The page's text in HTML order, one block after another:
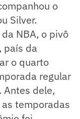
o
Silver.
NBA, o pivô
país da
o quarto
regular
Antes dele,
temporadas